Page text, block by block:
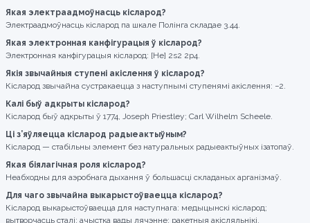
Якая электраадмоўнасць кісларод?
Электраадмоўнасць кісларод па шкале Полінга складае 3.44.
Якая электронная канфігурацыя ў кісларод?
Электронная канфігурацыя кісларод: [He] 2s2 2p4.
Якія звычайныя ступені акіслення ў кісларод?
Кісларод звычайна сустракаецца з наступнымі ступенямі акіслення: −2.
Калі быў адкрыты кісларод?
Кісларод быў адкрыты ў 1774, Joseph Priestley; Carl Wilhelm Scheele.
Ці з’яўляецца кісларод радыеактыўным?
Кісларод — стабільны элемент без натуральных радыеактыўных ізатопаў.
Якая біялагічная роля кісларод?
Неабходны для аэробнага дыхання ў большасці складаных арганізмаў.
Для чаго звычайна выкарыстоўваецца кісларод?
Кісларод выкарыстоўваецца для наступнага: медыцынскі кісларод;
вытворчасць сталі; ачыстка вады лячэнне; ракетныя акісляльнікі.